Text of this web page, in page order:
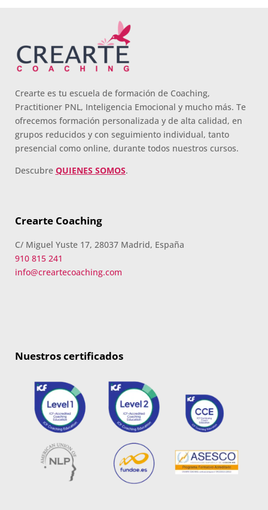
Crearte es tu escuela de formación de Coaching,
Practitioner PNL, Inteligencia Emocional y mucho más. Te
ofrecemos formación personalizada y de alta calidad, en
grupos reducidos y con seguimiento individual, tanto
presencial como online, durante todos nuestros cursos.
Descubre QUIENES SOMOS.
Crearte Coaching
C/ Miguel Yuste 17, 28037 Madrid, España
910 815 241
info@creartecoaching.com
Nuestros certificados